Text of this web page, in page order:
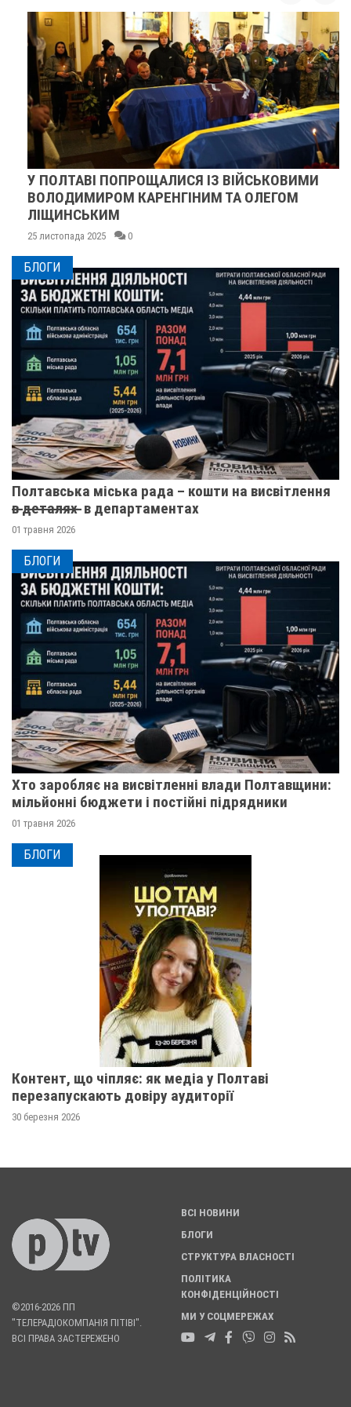
У ПОЛТАВІ ПОПРОЩАЛИСЯ ІЗ ВІЙСЬКОВИМИ
ВОЛОДИМИРОМ КАРЕНГІНИМ ТА ОЛЕГОМ
ЛІЩИНСЬКИМ
25 листопада 2025 0
БЛОГИ
Полтавська міська рада – кошти на висвітлення
в̶ ̶д̶е̶т̶а̶л̶я̶х̶ ̶ в департаментах
01 травня 2026
БЛОГИ
Хто заробляє на висвітленні влади Полтавщини:
мільйонні бюджети і постійні підрядники
01 травня 2026
БЛОГИ
Контент, що чіпляє: як медіа у Полтаві
перезапускають довіру аудиторії
30 березня 2026
©2016-2026 ПП
"ТЕЛЕРАДІОКОМПАНІЯ ПІТІВІ".
ВСІ ПРАВА ЗАСТЕРЕЖЕНО
ВСІ НОВИНИ
БЛОГИ
СТРУКТУРА ВЛАСНОСТІ
ПОЛІТИКА
КОНФІДЕНЦІЙНОСТІ
МИ У СОЦМЕРЕЖАХ